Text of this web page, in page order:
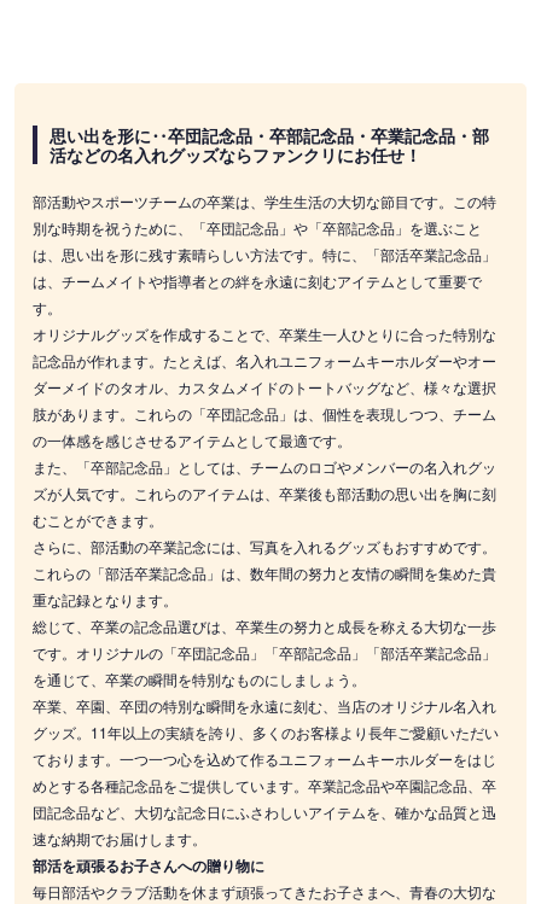
思い出を形に‥卒団記念品・卒部記念品・卒業記念品・部
活などの名入れグッズならファンクリにお任せ！
部活動やスポーツチームの卒業は、学生生活の大切な節目です。この特
別な時期を祝うために、「卒団記念品」や「卒部記念品」を選ぶこと
は、思い出を形に残す素晴らしい方法です。特に、「部活卒業記念品」
は、チームメイトや指導者との絆を永遠に刻むアイテムとして重要で
す。
オリジナルグッズを作成することで、卒業生一人ひとりに合った特別な
記念品が作れます。たとえば、名入れユニフォームキーホルダーやオー
ダーメイドのタオル、カスタムメイドのトートバッグなど、様々な選択
肢があります。これらの「卒団記念品」は、個性を表現しつつ、チーム
の一体感を感じさせるアイテムとして最適です。
また、「卒部記念品」としては、チームのロゴやメンバーの名入れグッ
ズが人気です。これらのアイテムは、卒業後も部活動の思い出を胸に刻
むことができます。
さらに、部活動の卒業記念には、写真を入れるグッズもおすすめです。
これらの「部活卒業記念品」は、数年間の努力と友情の瞬間を集めた貴
重な記録となります。
総じて、卒業の記念品選びは、卒業生の努力と成長を称える大切な一歩
です。オリジナルの「卒団記念品」「卒部記念品」「部活卒業記念品」
を通じて、卒業の瞬間を特別なものにしましょう。
卒業、卒園、卒団の特別な瞬間を永遠に刻む、当店のオリジナル名入れ
グッズ。11年以上の実績を誇り、多くのお客様より長年ご愛顧いただい
ております。一つ一つ心を込めて作るユニフォームキーホルダーをはじ
めとする各種記念品をご提供しています。卒業記念品や卒園記念品、卒
団記念品など、大切な記念日にふさわしいアイテムを、確かな品質と迅
速な納期でお届けします。
部活を頑張るお子さんへの贈り物に
毎日部活やクラブ活動を休まず頑張ってきたお子さまへ、青春の大切な